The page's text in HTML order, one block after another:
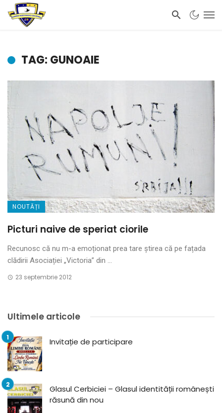
TAG: GUNOAIE
NOUTĂȚI
Picturi naive de speriat ciorile
Recunosc că nu m-a emoționat prea tare știrea că pe fațada
clădirii Asociației „Victoria” din ...
23 septembrie 2012
Ultimele articole
Invitație de participare
Glasul Cerbiciei – Glasul identității românești
răsună din nou